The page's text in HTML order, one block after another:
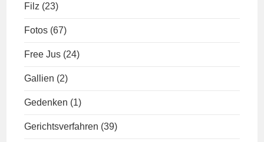
Filz (23)
Fotos (67)
Free Jus (24)
Gallien (2)
Gedenken (1)
Gerichtsverfahren (39)